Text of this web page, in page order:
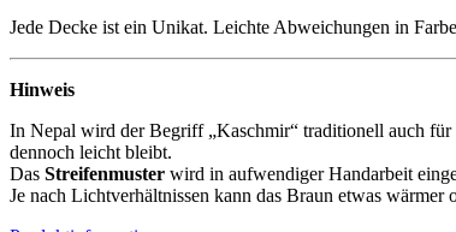
Jede Decke ist ein Unikat. Leichte Abweichungen in
Hinweis
In Nepal wird der Begriff „Kaschmir“ traditionell auch für
dennoch leicht bleibt.
Das Streifenmuster wird in aufwendiger Handarbeit
Je nach Lichtverhältnissen kann das Braun etwas